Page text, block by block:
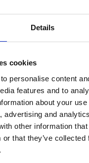
Details
cookies
personalise content
features and to
about your
advertising and
other information that
or that they’ve
importanti
Beaty Francis
Storaro può
Imperatore.
Fondazione Eleutheria